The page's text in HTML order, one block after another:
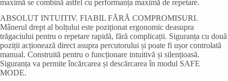
maximă se combină astfel cu performanța maximă de repetare.
ABSOLUT INTUITIV. FIABIL FĂRĂ COMPROMISURI.
Mânerul drept al bolțului este poziționat ergonomic deasupra
trăgaciului pentru o repetare rapidă, fără complicații. Siguranța cu două
poziții acționează direct asupra percutorului și poate fi ușor controlată
manual. Construită pentru o funcționare intuitivă și silențioasă.
Siguranța va permite încărcarea și descărcarea în modul SAFE
MODE.